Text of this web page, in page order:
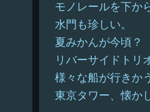
モノレールを下か
水門も珍しい。
夏みかんが今頃？
リバーサイドトリ
様々な船が行きか
東京タワー、懐か